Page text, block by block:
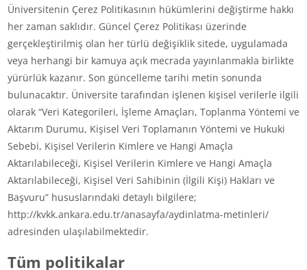
Üniversitenin Çerez Politikasının hükümlerini değiştirme hakkı
her zaman saklıdır. Güncel Çerez Politikası üzerinde
gerçekleştirilmiş olan her türlü değişiklik sitede, uygulamada
veya herhangi bir kamuya açık mecrada yayınlanmakla birlikte
yürürlük kazanır. Son güncelleme tarihi metin sonunda
bulunacaktır. Üniversite tarafından işlenen kişisel verilerle ilgili
olarak “Veri Kategorileri, İşleme Amaçları, Toplanma Yöntemi ve
Aktarım Durumu, Kişisel Veri Toplamanın Yöntemi ve Hukuki
Sebebi, Kişisel Verilerin Kimlere ve Hangi Amaçla
Aktarılabileceği, Kişisel Verilerin Kimlere ve Hangi Amaçla
Aktarılabileceği, Kişisel Veri Sahibinin (İlgili Kişi) Hakları ve
Başvuru” hususlarındaki detaylı bilgilere;
http://kvkk.ankara.edu.tr/anasayfa/aydinlatma-metinleri/
adresinden ulaşılabilmektedir.
Tüm politikalar